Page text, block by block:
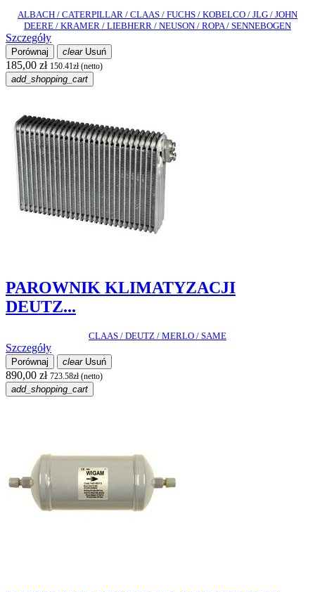
ALBACH / CATERPILLAR / CLAAS / FUCHS / KOBELCO / JLG / JOHN
DEERE / KRAMER / LIEBHERR / NEUSON / ROPA / SENNEBOGEN
Szczegóły
Porównaj clearUsuń
185,00 zł 150.41zł (netto)
add_shopping_cart
PAROWNIK KLIMATYZACJI
DEUTZ...
CLAAS / DEUTZ / MERLO / SAME
Szczegóły
Porównaj clearUsuń
890,00 zł 723.58zł (netto)
add_shopping_cart